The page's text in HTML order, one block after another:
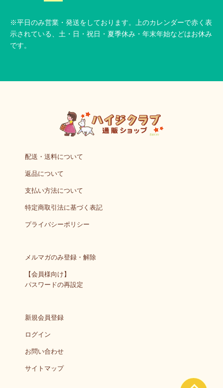
※平日のみ営業・発送をしております。上のカレンダーで赤く表
示されている、土・日・祝日・夏季休み・年末年始などはお休み
です。
配送・送料について
返品について
支払い方法について
特定商取引法に基づく表記
プライバシーポリシー
メルマガのみ登録・解除
【会員様向け】
パスワードの再設定
新規会員登録
ログイン
お問い合わせ
サイトマップ